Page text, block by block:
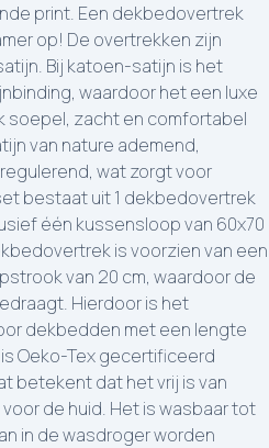
print. Een dekbedovertrek
op! De overtrekken zijn
Bij katoen-satijn is het
waardoor het een luxe
soepel, zacht en comfortabel
van nature ademend,
wat zorgt voor
bestaat uit 1 dekbedovertrek
één kussensloop van 60x70
is voorzien van een
van 20 cm, waardoor de
Hierdoor is het
dekbedden met een lengte
Oeko-Tex gecertificeerd
betekent dat het vrij is van
de huid. Het is wasbaar tot
in de wasdroger worden